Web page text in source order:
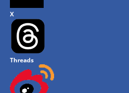
X
Threads